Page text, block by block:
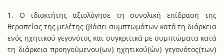
1. Ο ιδιοκτήτης αξιολόγησε τη συνολική επίδραση της
θεραπείας της μελέτης (βάσει συμπτωμάτων κατά τη διάρκεια
ενός ηχητικού γεγονότος και συγκριτικά με συμπτώματα κατά
τη διάρκεια προηγούμενου(ων) ηχητικού(ών) γεγονότος(των)